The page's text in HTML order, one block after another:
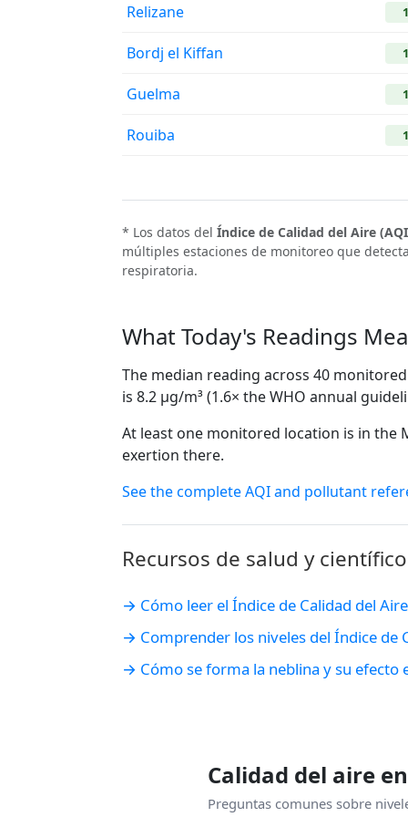
Relizane 1
Bordj el Kiffan 1
Guelma 1
Rouiba 1
* Los datos del Índice de Calidad del Aire
múltiples estaciones de monitoreo que
respiratoria.
What Today's Readings
The median reading across 40
is 8.2 µg/m³ (1.6× the WHO annual
At least one monitored location is in the
exertion there.
See the complete AQI and pollutant
Recursos de salud y
→ Cómo leer el Índice de Calidad del
→ Comprender los niveles del Índice de
→ Cómo se forma la neblina y su efecto
Calidad del aire
Preguntas comunes sobre